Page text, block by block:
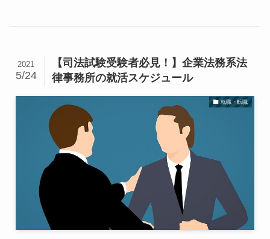
【司法試験受験者必見！】企業法務系法
律事務所の就活スケジュール
2021
5/24
就職・転職